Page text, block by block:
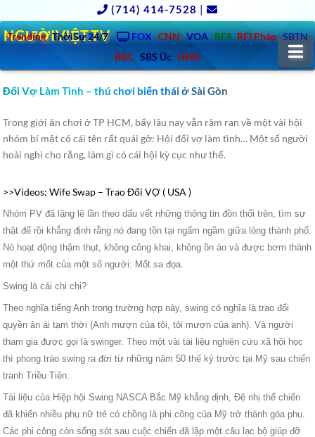
(714) 414-7528 |
Trending ThờiSự 24/7 FOX CNN VOA RFA RFI Pháp SBTN
BBC SBS Úc NHK
NGƯỜIVIỆT.TV
Đổi Vợ Làm Tình – thú chơi biến thái ở Sài Gòn
Trong giới ăn chơi ở TP HCM, bấy lâu nay vẫn râm ran về một vài hội
nhóm bí mật có cái tên rất quái gở: Hội đổi vợ làm tình… Một số người
hoài nghi cho rằng, làm gì có cái hội kỳ cục như thế.
>>Videos: Wife Swap – Trao Đổi VỢ ( USA )
Nhóm PV đã lặng lẽ lần theo dấu vết những thông tin đồn thổi trên, tìm sự
thật để rồi khẳng định rằng nó đang tồn tại ngấm ngầm giữa lòng thành phố.
Nó hoạt động thậm thụt, không công khai, không ồn ào và được bơm thành
một thứ mốt của một số người: Mốt sa đọa.
Swing là cái chi chi?
Theo nghĩa tiếng Anh trong trường hợp này, swing có nghĩa là trao đổi
quyền ân ái tạm thời (Anh mượn của tôi, tôi mượn của anh). Và người
tham gia được gọi là swinger. Theo một vài tài liệu nghiên cứu xã hội học
thì phong trào swing ra đời từ những năm 50 thế kỷ trước tại Mỹ sau chiến
tranh Triều Tiên.
Tài liệu của Hiệp hội Swing NASCA Bắc Mỹ khẳng định, Đệ nhị thế chiến
đã khiến nhiều phụ nữ trẻ có chồng là phi công của Mỹ trở thành góa phụ.
Các phi công còn sống sót sau cuộc chiến đã lập một câu lạc bộ giúp đỡ